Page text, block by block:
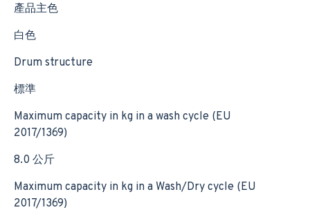
產品主色
白色
Drum structure
標準
Maximum capacity in kg in a wash cycle (EU
2017/1369)
8.0 公斤
Maximum capacity in kg in a Wash/Dry cycle (EU
2017/1369)